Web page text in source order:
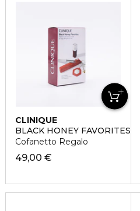
CLINIQUE
BLACK HONEY FAVORITES
Cofanetto Regalo
49,00 €